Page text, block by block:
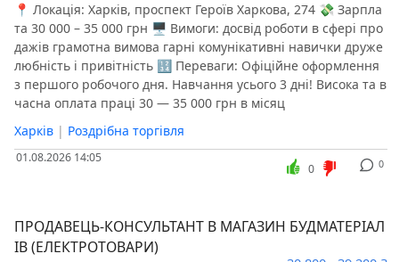
📍 Локація: Харків, проспект Героїв Харкова, 274 💸 Зарпла
та 30 000 – 35 000 грн 🖥 Вимоги: досвід роботи в сфері про
дажів грамотна вимова гарні комунікативні навички друже
любність і привітність 🔢 Переваги: Офіційне оформлення
з першого робочого дня. Навчання усього 3 дні! Висока та в
часна оплата праці 30 — 35 000 грн в місяц
Харків | Роздрібна торгівля
01.08.2026 14:05 0
0
ПРОДАВЕЦЬ-КОНСУЛЬТАНТ В МАГАЗИН БУДМАТЕРІАЛ
ІВ (ЕЛЕКТРОТОВАРИ)